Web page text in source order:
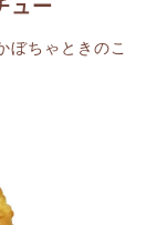
ュー
ぼちゃときのこ